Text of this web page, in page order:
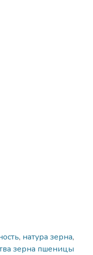
, натура зерна,
зерна пшеницы